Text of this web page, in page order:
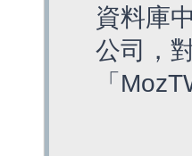
資料庫
公司，
「